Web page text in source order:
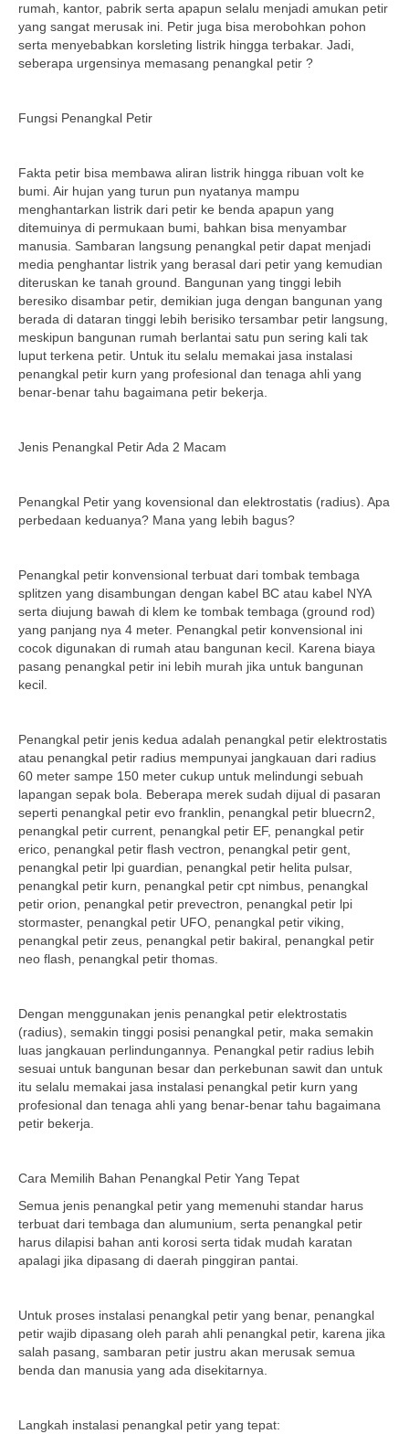
rumah, kantor, pabrik serta apapun selalu menjadi amukan petir
yang sangat merusak ini. Petir juga bisa merobohkan pohon
serta menyebabkan korsleting listrik hingga terbakar. Jadi,
seberapa urgensinya memasang penangkal petir ?
Fungsi Penangkal Petir
Fakta petir bisa membawa aliran listrik hingga ribuan volt ke
bumi. Air hujan yang turun pun nyatanya mampu
menghantarkan listrik dari petir ke benda apapun yang
ditemuinya di permukaan bumi, bahkan bisa menyambar
manusia. Sambaran langsung penangkal petir dapat menjadi
media penghantar listrik yang berasal dari petir yang kemudian
diteruskan ke tanah ground. Bangunan yang tinggi lebih
beresiko disambar petir, demikian juga dengan bangunan yang
berada di dataran tinggi lebih berisiko tersambar petir langsung,
meskipun bangunan rumah berlantai satu pun sering kali tak
luput terkena petir. Untuk itu selalu memakai jasa instalasi
penangkal petir kurn yang profesional dan tenaga ahli yang
benar-benar tahu bagaimana petir bekerja.
Jenis Penangkal Petir Ada 2 Macam
Penangkal Petir yang kovensional dan elektrostatis (radius). Apa
perbedaan keduanya? Mana yang lebih bagus?
Penangkal petir konvensional terbuat dari tombak tembaga
splitzen yang disambungan dengan kabel BC atau kabel NYA
serta diujung bawah di klem ke tombak tembaga (ground rod)
yang panjang nya 4 meter. Penangkal petir konvensional ini
cocok digunakan di rumah atau bangunan kecil. Karena biaya
pasang penangkal petir ini lebih murah jika untuk bangunan
kecil.
Penangkal petir jenis kedua adalah penangkal petir elektrostatis
atau penangkal petir radius mempunyai jangkauan dari radius
60 meter sampe 150 meter cukup untuk melindungi sebuah
lapangan sepak bola. Beberapa merek sudah dijual di pasaran
seperti penangkal petir evo franklin, penangkal petir bluecrn2,
penangkal petir current, penangkal petir EF, penangkal petir
erico, penangkal petir flash vectron, penangkal petir gent,
penangkal petir lpi guardian, penangkal petir helita pulsar,
penangkal petir kurn, penangkal petir cpt nimbus, penangkal
petir orion, penangkal petir prevectron, penangkal petir lpi
stormaster, penangkal petir UFO, penangkal petir viking,
penangkal petir zeus, penangkal petir bakiral, penangkal petir
neo flash, penangkal petir thomas.
Dengan menggunakan jenis penangkal petir elektrostatis
(radius), semakin tinggi posisi penangkal petir, maka semakin
luas jangkauan perlindungannya. Penangkal petir radius lebih
sesuai untuk bangunan besar dan perkebunan sawit dan untuk
itu selalu memakai jasa instalasi penangkal petir kurn yang
profesional dan tenaga ahli yang benar-benar tahu bagaimana
petir bekerja.
Cara Memilih Bahan Penangkal Petir Yang Tepat
Semua jenis penangkal petir yang memenuhi standar harus
terbuat dari tembaga dan alumunium, serta penangkal petir
harus dilapisi bahan anti korosi serta tidak mudah karatan
apalagi jika dipasang di daerah pinggiran pantai.
Untuk proses instalasi penangkal petir yang benar, penangkal
petir wajib dipasang oleh parah ahli penangkal petir, karena jika
salah pasang, sambaran petir justru akan merusak semua
benda dan manusia yang ada disekitarnya.
Langkah instalasi penangkal petir yang tepat: